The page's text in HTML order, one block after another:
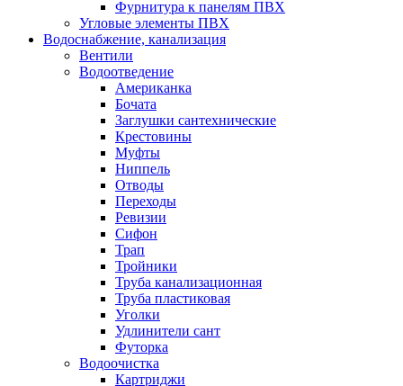
Фурнитура к панелям ПВХ
Угловые элементы ПВХ
Водоснабжение, канализация
Вентили
Водоотведение
Американка
Бочата
Заглушки сантехнические
Крестовины
Муфты
Ниппель
Отводы
Переходы
Ревизии
Сифон
Трап
Тройники
Труба канализационная
Труба пластиковая
Уголки
Удлинители сант
Футорка
Водоочистка
Картриджи